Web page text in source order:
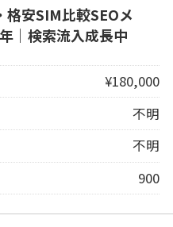
格安SIM比較SEOメ
｜検索流入成長中
¥180,000
不明
不明
900